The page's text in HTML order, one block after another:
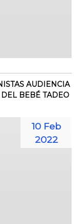
AUDIENCIA
BEBÉ TADEO
10 Feb
2022